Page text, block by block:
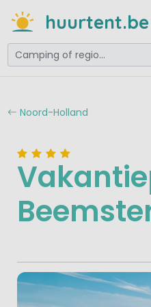
huurtent.be
Noord-Holland